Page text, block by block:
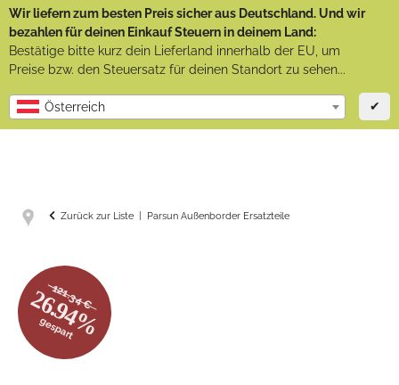
Wir liefern zum besten Preis sicher aus Deutschland. Und wir
bezahlen für deinen Einkauf Steuern in deinem Land:
Bestätige bitte kurz dein Lieferland innerhalb der EU, um
Preise bzw. den Steuersatz für deinen Standort zu sehen...
Österreich ✔
Zurück zur Liste Parsun Außenborder Ersatzteile
121.34 €
26.94%
gespart